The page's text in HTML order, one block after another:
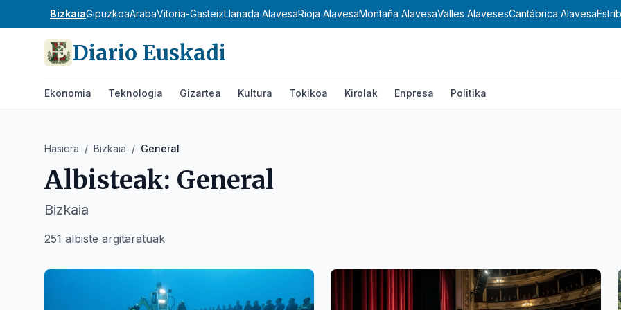
BizkaiaGipuzkoaArabaVitoria-GasteizLlanada AlavesaRioja AlavesaMontaña AlavesaValles AlavesesCantábrica Alavesa
Diario Euskadi
Ekonomia Teknologia Gizartea Kultura Tokikoa Kirolak Enpresa Politika
Hasiera / Bizkaia / General
Albisteak: General
Bizkaia
251 albiste argitaratuak